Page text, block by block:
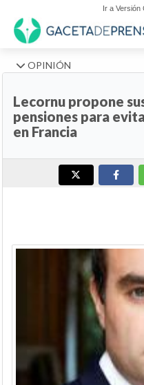
Ir a Versión
OPINIÓN
Lecornu propone
pensiones para
en Francia